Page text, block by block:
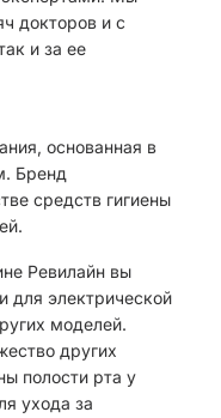
докторов и с
и за ее
основанная в
Бренд
средств гигиены
Ревилайн вы
для электрической
моделей.
других
полости рта у
ухода за